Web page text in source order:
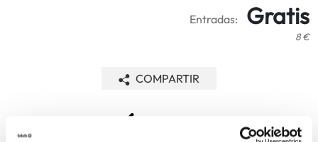
Entradas: Gratis
8 €
COMPARTIR